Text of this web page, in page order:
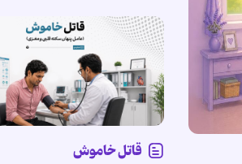
قاتل خاموش